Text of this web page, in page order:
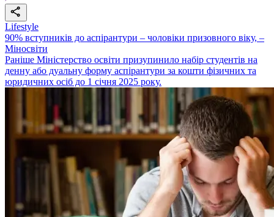
Lifestyle
90% вступників до аспірантури – чоловіки призовного віку, –
Міносвіти
Раніше Міністерство освіти призупинило набір студентів на
денну або дуальну форму аспірантури за кошти фізичних та
юридичних осіб до 1 січня 2025 року.